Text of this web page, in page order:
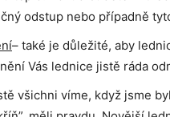
odstup nebo případně
– také je důležité, aby
Vás lednice jistě ráda
všichni víme, když jsme